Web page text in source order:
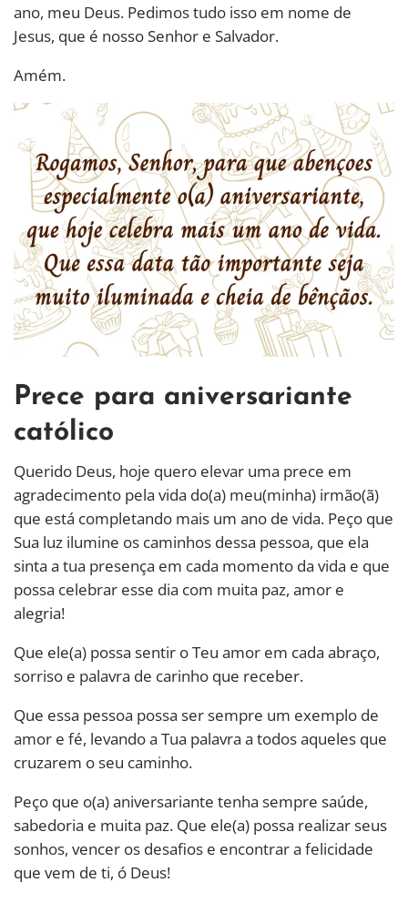
ano, meu Deus. Pedimos tudo isso em nome de
Jesus, que é nosso Senhor e Salvador.
Amém.
Prece para aniversariante
católico
Querido Deus, hoje quero elevar uma prece em
agradecimento pela vida do(a) meu(minha) irmão(ã)
que está completando mais um ano de vida. Peço que
Sua luz ilumine os caminhos dessa pessoa, que ela
sinta a tua presença em cada momento da vida e que
possa celebrar esse dia com muita paz, amor e
alegria!
Que ele(a) possa sentir o Teu amor em cada abraço,
sorriso e palavra de carinho que receber.
Que essa pessoa possa ser sempre um exemplo de
amor e fé, levando a Tua palavra a todos aqueles que
cruzarem o seu caminho.
Peço que o(a) aniversariante tenha sempre saúde,
sabedoria e muita paz. Que ele(a) possa realizar seus
sonhos, vencer os desafios e encontrar a felicidade
que vem de ti, ó Deus!